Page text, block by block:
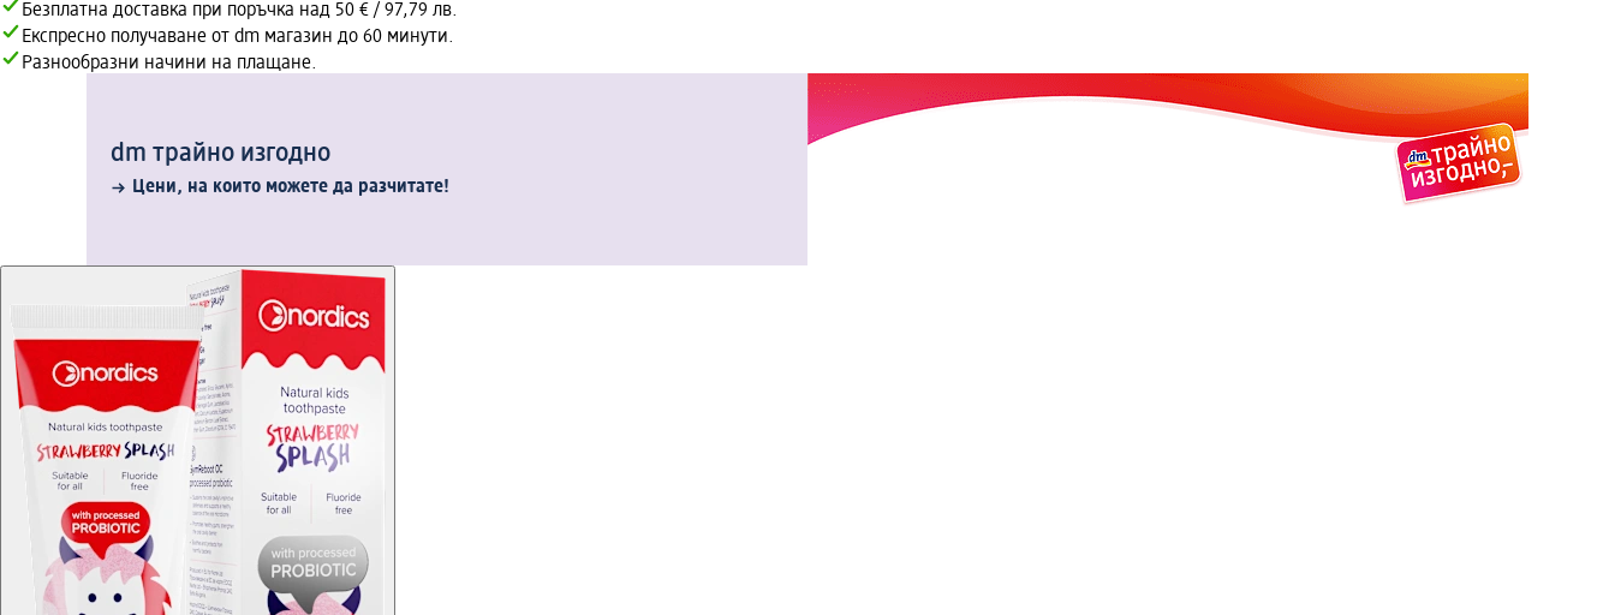
Безплатна доставка при поръчка над 50 € / 97,79 лв.
Експресно получаване от dm магазин до 60 минути.
Разнообразни начини на плащане.
dm трайно изгодно
Цени, на които можете да разчитате!